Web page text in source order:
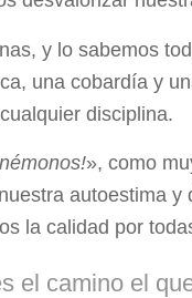
y lo sabemos
una cobardía y
disciplina.
», como
autoestima
la calidad por
el camino el